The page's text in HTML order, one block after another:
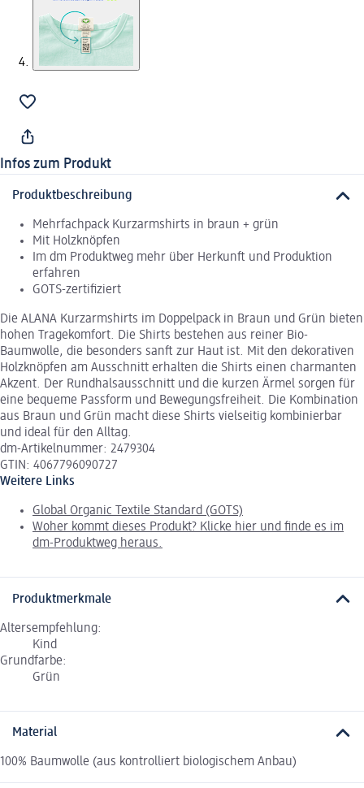
Infos zum Produkt
Produktbeschreibung
Mehrfachpack Kurzarmshirts in braun + grün
Mit Holzknöpfen
Im dm Produktweg mehr über Herkunft und Produktion
erfahren
GOTS-zertifiziert
Die ALANA Kurzarmshirts im Doppelpack in Braun und Grün bieten
hohen Tragekomfort. Die Shirts bestehen aus reiner Bio-
Baumwolle, die besonders sanft zur Haut ist. Mit den dekorativen
Holzknöpfen am Ausschnitt erhalten die Shirts einen charmanten
Akzent. Der Rundhalsausschnitt und die kurzen Ärmel sorgen für
eine bequeme Passform und Bewegungsfreiheit. Die Kombination
aus Braun und Grün macht diese Shirts vielseitig kombinierbar
und ideal für den Alltag.
dm-Artikelnummer: 2479304
GTIN: 4067796090727
Weitere Links
Global Organic Textile Standard (GOTS)
Woher kommt dieses Produkt? Klicke hier und finde es im
dm-Produktweg heraus.
Produktmerkmale
Altersempfehlung:
Kind
Grundfarbe:
Grün
Material
100% Baumwolle (aus kontrolliert biologischem Anbau)